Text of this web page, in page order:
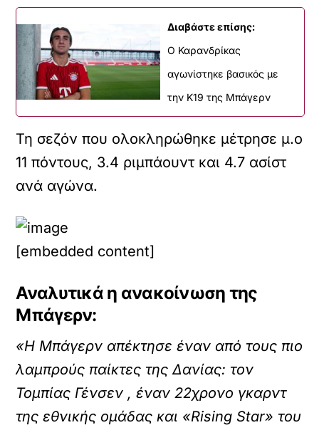
Διαβάστε επίσης:
Ο Καρανδρίκας
αγωνίστηκε βασικός με
την Κ19 της Μπάγερν
Τη σεζόν που ολοκληρώθηκε μέτρησε μ.ο
11 πόντους, 3.4 ριμπάουντ και 4.7 ασίστ
ανά αγώνα.
[embedded content]
Αναλυτικά η ανακοίνωση της
Μπάγερν:
«Η Μπάγερν απέκτησε έναν από τους πιο
λαμπρούς παίκτες της Δανίας: τον
Τομπίας Γένσεν , έναν 22χρονο γκαρντ
της εθνικής ομάδας και «Rising Star» του